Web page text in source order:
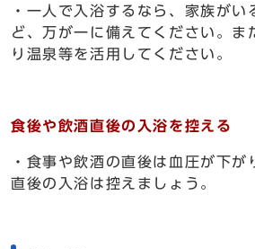
・一人で入浴するなら、家族がい
ど、万が一に備えてください。ま
り温泉等を活用してください。
食後や飲酒直後の入浴を控える
・食事や飲酒の直後は血圧が下が
直後の入浴は控えましょう。